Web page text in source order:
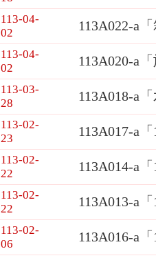
113-04-
02
113A022-a
113-04-
02
113A020-a
113-03-
28
113A018-a
113-02-
23
113A017-a
113-02-
22
113A014-a
113-02-
22
113A013-a
113-02-
06
113A016-a